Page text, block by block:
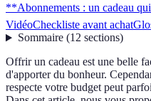
**Abonnements : un cadeau
VidéoCheckliste avant achat
Sommaire(12 sections)
Offrir un cadeau est une belle
d'apporter du bonheur.
respecte votre budget peut